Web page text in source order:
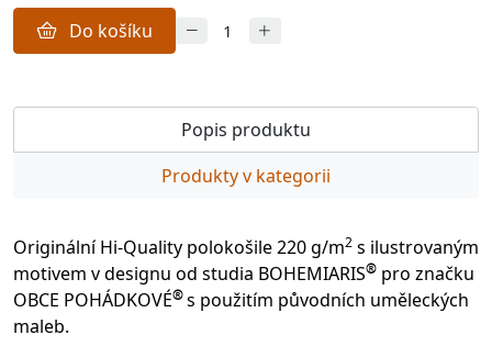
Do košíku
Popis produktu
Produkty v kategorii
Originální Hi-Quality polokošile 220 g/m2 s ilustrovaným
motivem v designu od studia BOHEMIARIS® pro značku
OBCE POHÁDKOVÉ®s použitím původních uměleckých
maleb.